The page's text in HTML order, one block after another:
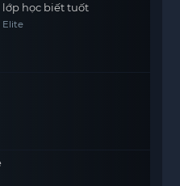
học biết tuốt
Elite